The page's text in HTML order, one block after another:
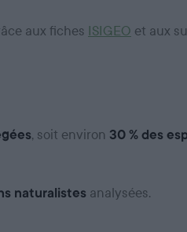
aux fiches ISIGEO et aux
, soit environ 30 % des
naturalistes analysées.